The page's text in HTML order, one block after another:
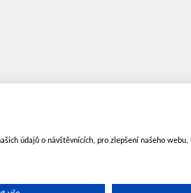
údajů o návštěvnících, pro zlepšení našeho